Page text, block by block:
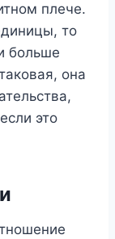
плече.
то
больше
она
это